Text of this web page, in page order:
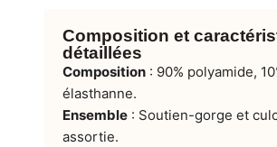
Composition et
détaillées
Composition : 90% polyamide,
élasthanne.
Ensemble : Soutien-gorge et
assortie.